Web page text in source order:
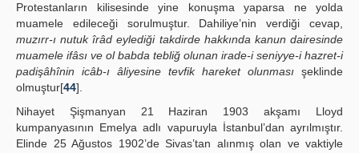
Protestanların kilisesinde yine konuşma yaparsa ne yolda
muamele edileceği sorulmuştur. Dahiliye’nin verdiği cevap,
muzırr-ı nutuk îrâd eylediği takdirde hakkında kanun dairesinde
muamele ifâsı ve ol babda tebliğ olunan irade-i seniyye-i hazret-i
padişâhînin icâb-ı âliyesine tevfik hareket olunması şeklinde
olmuştur[44].
Nihayet Şişmanyan 21 Haziran 1903 akşamı Lloyd
kumpanyasının Emelya adlı vapuruyla İstanbul’dan ayrılmıştır.
Elinde 25 Ağustos 1902’de Sivas’tan alınmış olan ve vaktiyle